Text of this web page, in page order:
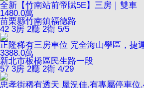
全新【竹南站前帝賦5E】三房｜雙車
1480.0萬
苗栗縣竹南鎮福德路
42 3房 2廳 2衛 5/5
正隆稀有三房車位 完全海山學區，捷
3388.0萬
新北市板橋區民生路一段
57 3房 2廳 2衛 4/29
忠孝街稀有透天 屋況佳.有專屬停車位